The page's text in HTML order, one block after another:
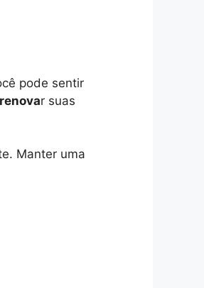
pode sentir
r suas
Manter uma